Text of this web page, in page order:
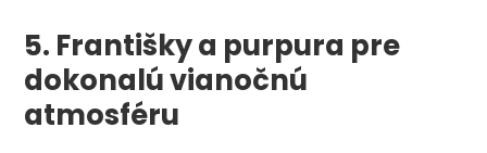
5. Františky a purpura pre
dokonalú vianočnú
atmosféru